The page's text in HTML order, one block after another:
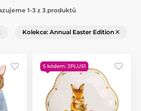
1-3 z 3 produktů
Kolekce: Annual Easter Edition
S kódem: 2PLUS1